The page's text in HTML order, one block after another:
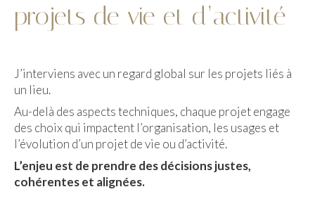
projets de vie et d’activité
J’interviens avec un regard global sur les projets liés à
un lieu.
Au-delà des aspects techniques, chaque projet engage
des choix qui impactent l’organisation, les usages et
l’évolution d’un projet de vie ou d’activité.
L’enjeu est de prendre des décisions justes,
cohérentes et alignées.